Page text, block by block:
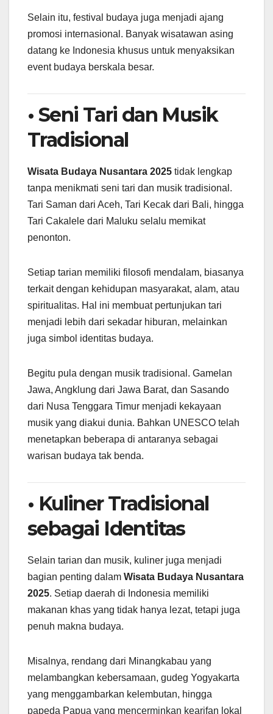
Selain itu, festival budaya juga menjadi ajang
promosi internasional. Banyak wisatawan asing
datang ke Indonesia khusus untuk menyaksikan
event budaya berskala besar.
• Seni Tari dan Musik
Tradisional
Wisata Budaya Nusantara 2025 tidak lengkap
tanpa menikmati seni tari dan musik tradisional.
Tari Saman dari Aceh, Tari Kecak dari Bali, hingga
Tari Cakalele dari Maluku selalu memikat
penonton.
Setiap tarian memiliki filosofi mendalam, biasanya
terkait dengan kehidupan masyarakat, alam, atau
spiritualitas. Hal ini membuat pertunjukan tari
menjadi lebih dari sekadar hiburan, melainkan
juga simbol identitas budaya.
Begitu pula dengan musik tradisional. Gamelan
Jawa, Angklung dari Jawa Barat, dan Sasando
dari Nusa Tenggara Timur menjadi kekayaan
musik yang diakui dunia. Bahkan UNESCO telah
menetapkan beberapa di antaranya sebagai
warisan budaya tak benda.
• Kuliner Tradisional
sebagai Identitas
Selain tarian dan musik, kuliner juga menjadi
bagian penting dalam Wisata Budaya Nusantara
2025. Setiap daerah di Indonesia memiliki
makanan khas yang tidak hanya lezat, tetapi juga
penuh makna budaya.
Misalnya, rendang dari Minangkabau yang
melambangkan kebersamaan, gudeg Yogyakarta
yang menggambarkan kelembutan, hingga
papeda Papua yang mencerminkan kearifan lokal